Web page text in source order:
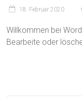
18. Februar 2020
Willkommen bei
Bearbeite oder